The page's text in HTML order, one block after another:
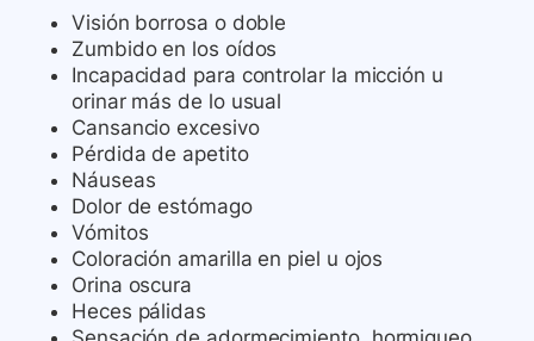
Visión borrosa o doble
Zumbido en los oídos
Incapacidad para controlar la micción u
orinar más de lo usual
Cansancio excesivo
Pérdida de apetito
Náuseas
Dolor de estómago
Vómitos
Coloración amarilla en piel u ojos
Orina oscura
Heces pálidas